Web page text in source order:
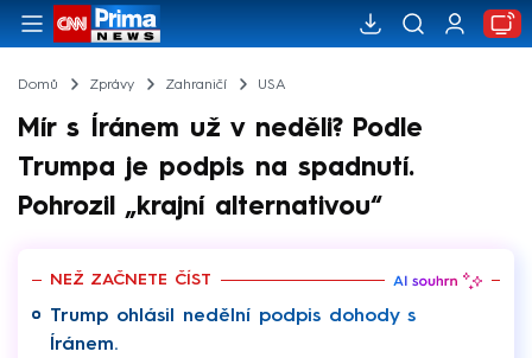
Domů Zprávy Zahraničí USA
Mír s Íránem už v neděli? Podle
Trumpa je podpis na spadnutí.
Pohrozil „krajní alternativou“
NEŽ ZAČNETE ČÍST
Trump ohlásil nedělní podpis dohody s
Íránem.